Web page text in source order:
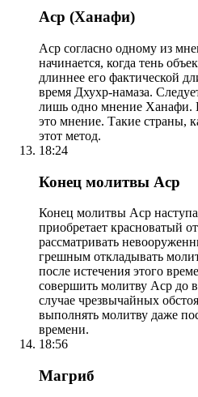
Аср (Ханафи)
Аср согласно одному из
начинается, когда тень
длиннее его фактической
время Дхухр-намаза.
лишь одно мнение Ханафи.
это мнение. Такие страны,
этот метод.
18:24
Конец молитвы Аср
Конец молитвы Аср
приобретает красноватый
рассматривать
грешным откладывать
после истечения этого
совершить молитву Аср до
случае чрезвычайных
выполнять молитву даже
времени.
18:56
Магриб